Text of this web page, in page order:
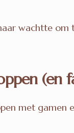
wachtte
(en
met gamen